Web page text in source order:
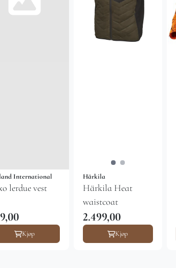
International
lerdue vest
Kjøp
Härkila
Härkila Heat
waistcoat
2.499,00
Kjøp